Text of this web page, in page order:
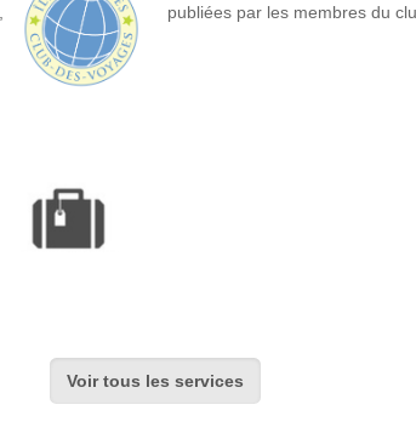
publiées par les membres du
Voir tous les services